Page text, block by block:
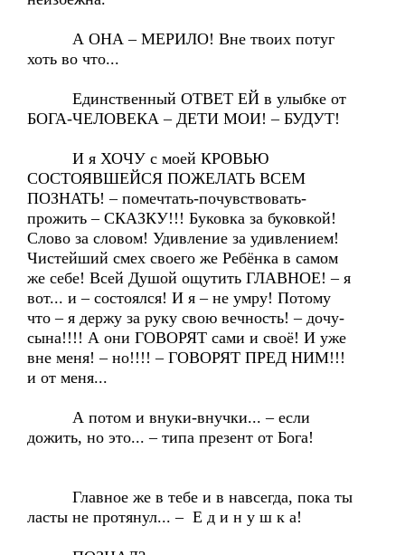
А ОНА – МЕРИЛО! Вне твоих потуг
хоть во что...
Единственный ОТВЕТ ЕЙ в улыбке от
БОГА-ЧЕЛОВЕКА – ДЕТИ МОИ! – БУДУТ!
И я ХОЧУ с моей КРОВЬЮ
СОСТОЯВШЕЙСЯ ПОЖЕЛАТЬ ВСЕМ
ПОЗНАТЬ! – помечтать-почувствовать-
прожить – СКАЗКУ!!! Буковка за буковкой!
Слово за словом! Удивление за удивлением!
Чистейший смех своего же Ребёнка в самом
же себе! Всей Душой ощутить ГЛАВНОЕ! – я
вот... и – состоялся! И я – не умру! Потому
что – я держу за руку свою вечность! – дочу-
сына!!!! А они ГОВОРЯТ сами и своё! И уже
вне меня! – но!!!! – ГОВОРЯТ ПРЕД НИМ!!!
и от меня...
А потом и внуки-внучки... – если
дожить, но это... – типа презент от Бога!
Главное же в тебе и в навсегда, пока ты
ласты не протянул... – Е д и н у ш к а!